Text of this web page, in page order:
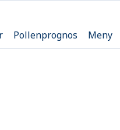
Pollenprognos Meny